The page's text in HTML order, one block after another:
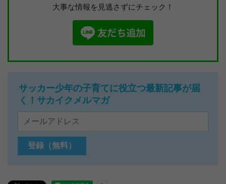
大事な情報を見逃さずにチェック！
サッカー少年の子育てに役立つ最新記事が届
く！サカイクメルマガ